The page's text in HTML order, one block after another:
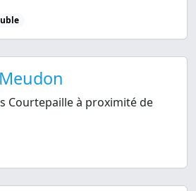
Courtepaille à proximité de